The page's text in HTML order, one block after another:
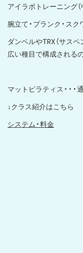
アイラボトレーニング（
腕立て・プランク・ス
ダンベルやTRX（サス
広い種目で構成される
マットピラティス・・・
↓クラス紹介はこちら
システム・料金